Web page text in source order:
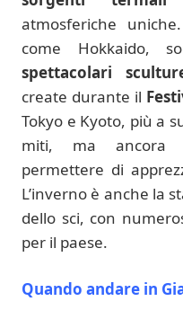
atmosferiche
come Hokkaido,
spettacolari
create durante il
Tokyo e Kyoto, più a
miti, ma ancora
permettere di
L’inverno è anche la
dello sci, con
per il paese.
Quando andare in